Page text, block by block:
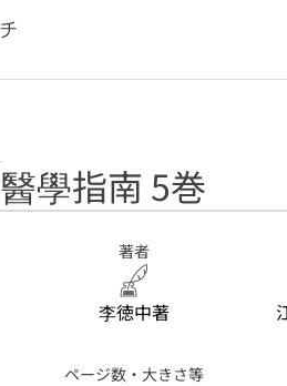
醫學指南 5巻
著者
李徳中著
ページ数・大きさ等